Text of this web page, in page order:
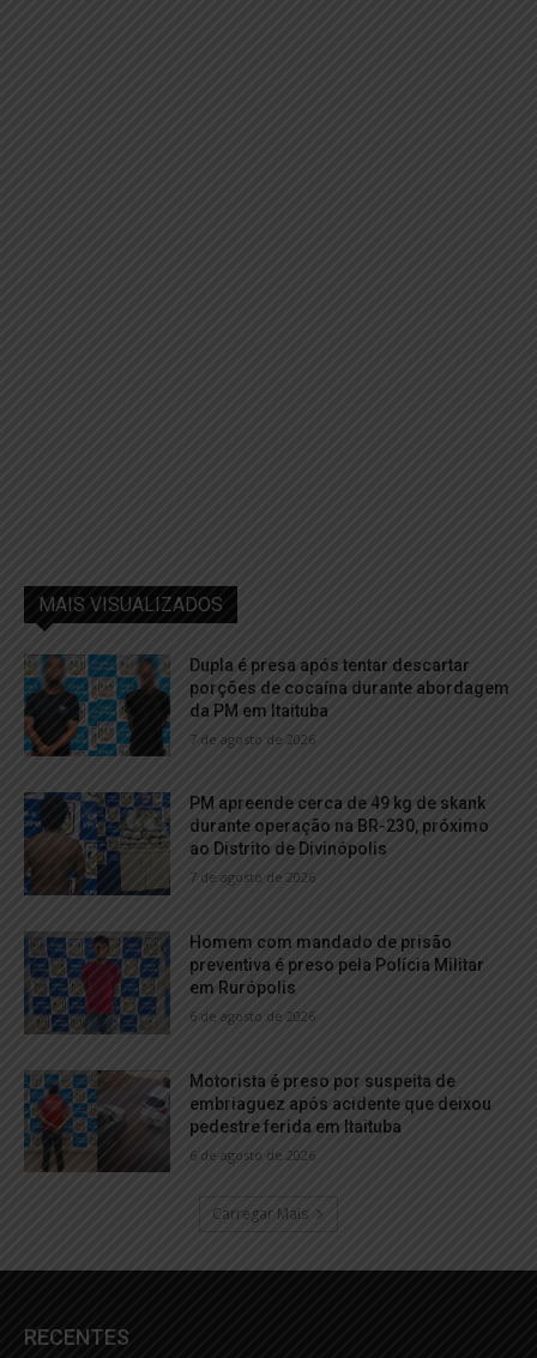
MAIS VISUALIZADOS
Dupla é presa após tentar descartar
porções de cocaína durante abordagem
da PM em Itaituba
7 de agosto de 2026
PM apreende cerca de 49 kg de skank
durante operação na BR-230, próximo
ao Distrito de Divinópolis
7 de agosto de 2026
Homem com mandado de prisão
preventiva é preso pela Polícia Militar
em Rurópolis
6 de agosto de 2026
Motorista é preso por suspeita de
embriaguez após acidente que deixou
pedestre ferida em Itaituba
6 de agosto de 2026
Carregar Mais
RECENTES